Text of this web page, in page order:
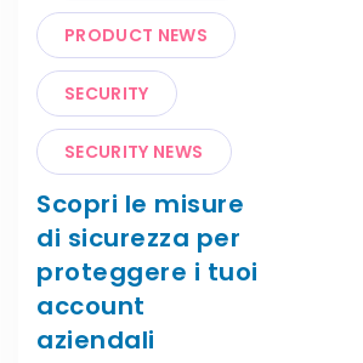
PRODUCT NEWS
SECURITY
SECURITY NEWS
Scopri le misure
di sicurezza per
proteggere i tuoi
account
aziendali